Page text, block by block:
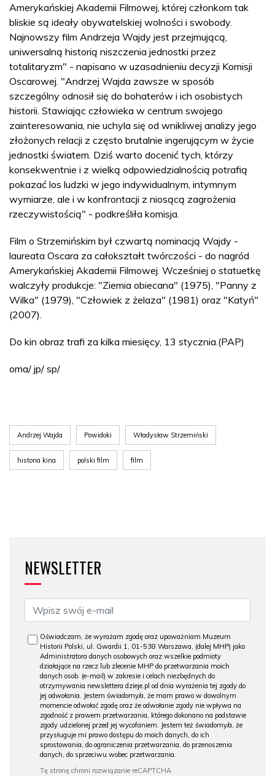
Amerykańskiej Akademii Filmowej, której członkom tak
bliskie są ideały obywatelskiej wolności i swobody.
Najnowszy film Andrzeja Wajdy jest przejmującą,
uniwersalną historią niszczenia jednostki przez
totalitaryzm" - napisano w uzasadnieniu decyzji Komisji
Oscarowej. "Andrzej Wajda zawsze w sposób
szczególny odnosił się do bohaterów i ich osobistych
historii. Stawiając człowieka w centrum swojego
zainteresowania, nie uchyla się od wnikliwej analizy jego
złożonych relacji z często brutalnie ingerującym w życie
jednostki światem. Dziś warto docenić tych, którzy
konsekwentnie i z wielką odpowiedzialnością potrafią
pokazać los ludzki w jego indywidualnym, intymnym
wymiarze, ale i w konfrontacji z niosącą zagrożenia
rzeczywistością" - podkreśliła komisja.
Film o Strzemińskim był czwartą nominacją Wajdy -
laureata Oscara za całokształt twórczości - do nagród
Amerykańskiej Akademii Filmowej. Wcześniej o statuetkę
walczyły produkcje: "Ziemia obiecana" (1975), "Panny z
Wilka" (1979), "Człowiek z żelaza" (1981) oraz "Katyń"
(2007).
Do kin obraz trafi za kilka miesięcy, 13 stycznia.(PAP)
oma/ jp/ sp/
Andrzej Wajda Powidoki Władysław Strzemiński
historia kina polski film film
NEWSLETTER
Oświadczam, że wyrażam zgodę oraz upoważniam Muzeum
Historii Polski, ul. Gwardii 1, 01-538 Warszawa, (dalej MHP) jako
Administratora danych osobowych oraz wszelkie podmioty
działające na rzecz lub zlecenie MHP do przetwarzania moich
danych osob. (e-mail) w zakresie i celach niezbędnych do
otrzymywania newslettera dzieje.pl od dnia wyrażenia tej zgody do
jej odwołania. Jestem świadomy/a, że mam prawo w dowolnym
momencie odwołać zgodę oraz że odwołanie zgody nie wpływa na
zgodność z prawem przetwarzania, którego dokonano na podstawie
zgody udzielonej przed jej wycofaniem. Jestem też świadomy/a, że
przysługuje mi prawo dostępu do moich danych, do ich
sprostowania, do ograniczenia przetwarzania, do przenoszenia
danych, do sprzeciwu wobec przetwarzania.